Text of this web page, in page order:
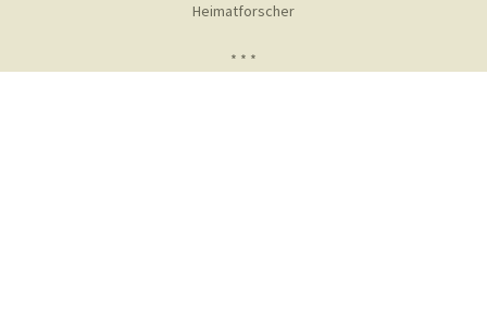
Heimatforscher
* * *